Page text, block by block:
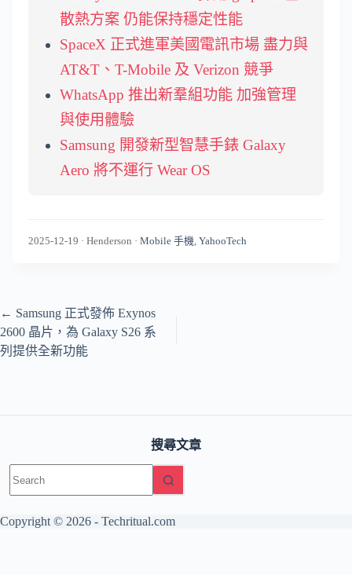
散熱方案 仍能保持穩定性能
SpaceX 正式進軍美國電訊市場 盡力與
AT&T、T-Mobile 及 Verizon 競爭
WhatsApp 推出新羣組功能 加強管理
與使用體驗
Samsung 開發新型智慧手錶 Galaxy
Aero 將不運行 Wear OS
2025-12-19 · Henderson · Mobile 手機 YahooTech
← Samsung 正式發佈 Exynos
2600 晶片，為 Galaxy S26 系
列提供全新功能
搜尋文章
results
Copyright © 2026 - Techritual.com